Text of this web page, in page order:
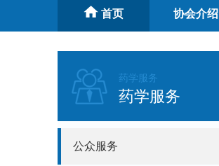
首页 协会介绍
药学服务
药学服务
公众服务